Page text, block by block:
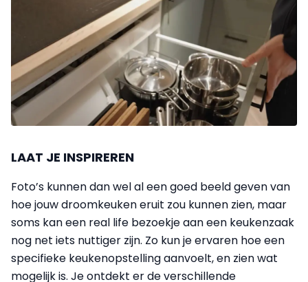
LAAT JE INSPIREREN
Foto’s kunnen dan wel al een goed beeld geven van
hoe jouw droomkeuken eruit zou kunnen zien, maar
soms kan een real life bezoekje aan een keukenzaak
nog net iets nuttiger zijn. Zo kun je ervaren hoe een
specifieke keukenopstelling aanvoelt, en zien wat
mogelijk is. Je ontdekt er de verschillende